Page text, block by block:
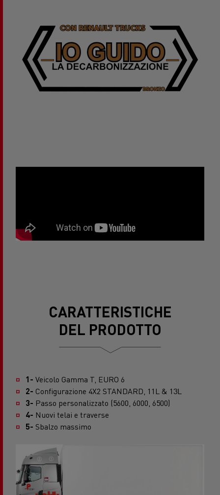
CARATTERISTICHE
DEL PRODOTTO
1- Veicolo Gamma T, EURO 6
2- Configurazione 4X2 STANDARD, 11L & 13L
3- Passo personalizzato (5600, 6000, 6500)
4- Nuovi telai e traverse
5- Sbalzo massimo